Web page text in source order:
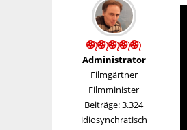
Administrator
Filmgärtner
Filmminister
Beiträge: 3.324
idiosynchratisch